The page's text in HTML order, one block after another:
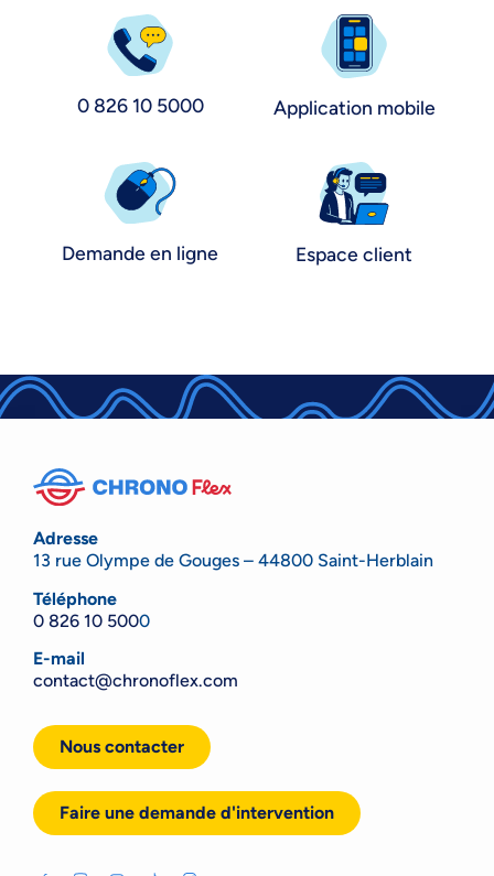
0 826 10 5000 Application mobile
Demande en ligne Espace client
Adresse
13 rue Olympe de Gouges – 44800 Saint-Herblain
Téléphone
0 826 10 5000
E-mail
contact@chronoflex.com
Nous contacter
Faire une demande d'intervention